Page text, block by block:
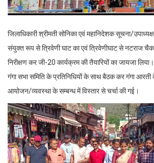
जिलाधिकारी श्रीमती सोनिका एवं महानिदेशक सूचना/
संयुक्त रूप से त्रिवेणी घाट का एवं त्रिवेणीघाट से नटराज
निरीक्षण कर जी-20 कार्यक्रम की तैयारियों का जायजा
गंगा सभा समिति के प्रतिनिधियों के साथ बैठक कर गंगा आरती
आयोजन/व्यवस्था के सम्बन्ध में विस्तार से चर्चा की गई।